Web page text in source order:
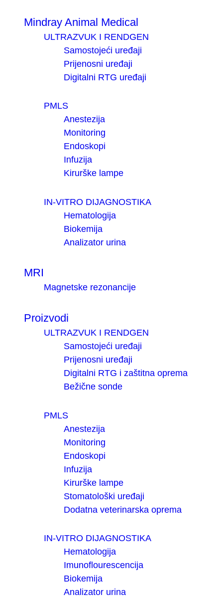
Mindray Animal Medical
ULTRAZVUK I RENDGEN
Samostojeći uređaji
Prijenosni uređaji
Digitalni RTG uređaji
PMLS
Anestezija
Monitoring
Endoskopi
Infuzija
Kirurške lampe
IN-VITRO DIJAGNOSTIKA
Hematologija
Biokemija
Analizator urina
MRI
Magnetske rezonancije
Proizvodi
ULTRAZVUK I RENDGEN
Samostojeći uređaji
Prijenosni uređaji
Digitalni RTG i zaštitna oprema
Bežične sonde
PMLS
Anestezija
Monitoring
Endoskopi
Infuzija
Kirurške lampe
Stomatološki uređaji
Dodatna veterinarska oprema
IN-VITRO DIJAGNOSTIKA
Hematologija
Imunoflourescencija
Biokemija
Analizator urina